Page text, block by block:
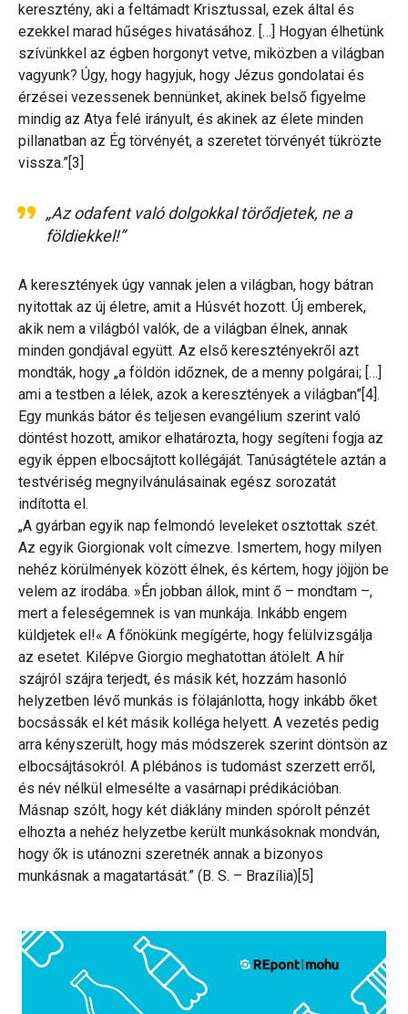
keresztény, aki a feltámadt Krisztussal, ezek által és
ezekkel marad hűséges hivatásához. […] Hogyan élhetünk
szívünkkel az égben horgonyt vetve, miközben a világban
vagyunk? Úgy, hogy hagyjuk, hogy Jézus gondolatai és
érzései vezessenek bennünket, akinek belső figyelme
mindig az Atya felé irányult, és akinek az élete minden
pillanatban az Ég törvényét, a szeretet törvényét tükrözte
vissza.”[3]
„Az odafent való dolgokkal törődjetek, ne a
földiekkel!”
A keresztények úgy vannak jelen a világban, hogy bátran
nyitottak az új életre, amit a Húsvét hozott. Új emberek,
akik nem a világból valók, de a világban élnek, annak
minden gondjával együtt. Az első keresztényekről azt
mondták, hogy „a földön időznek, de a menny polgárai; […]
ami a testben a lélek, azok a keresztények a világban”[4].
Egy munkás bátor és teljesen evangélium szerint való
döntést hozott, amikor elhatározta, hogy segíteni fogja az
egyik éppen elbocsájtott kollégáját. Tanúságtétele aztán a
testvériség megnyilvánulásainak egész sorozatát
indította el.
„A gyárban egyik nap felmondó leveleket osztottak szét.
Az egyik Giorgionak volt címezve. Ismertem, hogy milyen
nehéz körülmények között élnek, és kértem, hogy jöjjön be
velem az irodába. »Én jobban állok, mint ő – mondtam –,
mert a feleségemnek is van munkája. Inkább engem
küldjetek el!« A főnökünk megígérte, hogy felülvizsgálja
az esetet. Kilépve Giorgio meghatottan átölelt. A hír
szájról szájra terjedt, és másik két, hozzám hasonló
helyzetben lévő munkás is fölajánlotta, hogy inkább őket
bocsássák el két másik kolléga helyett. A vezetés pedig
arra kényszerült, hogy más módszerek szerint döntsön az
elbocsájtásokról. A plébános is tudomást szerzett erről,
és név nélkül elmesélte a vasárnapi prédikációban.
Másnap szólt, hogy két diáklány minden spórolt pénzét
elhozta a nehéz helyzetbe került munkásoknak mondván,
hogy ők is utánozni szeretnék annak a bizonyos
munkásnak a magatartását.” (B. S. – Brazília)[5]